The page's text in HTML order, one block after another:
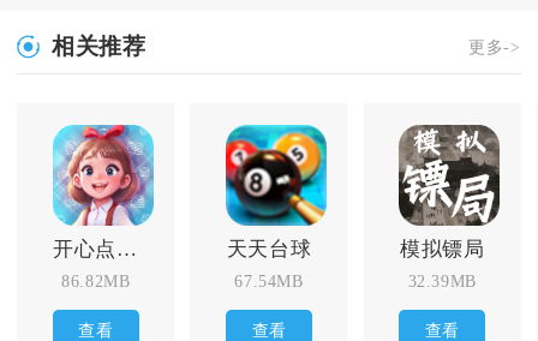
相关推荐 更多->
开心点点消
86.82MB
查看
天天台球
67.54MB
查看
模拟镖局
32.39MB
查看